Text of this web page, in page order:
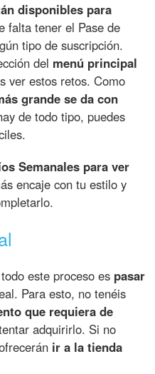
disponibles para
falta tener el Pase de
tipo de suscripción.
del menú principal
ver estos retos. Como
grande se da con
de todo tipo, puedes
Semanales para ver
encaje con tu estilo y
este proceso es pasar
Para esto, no tenéis
que requiera de
adquirirlo. Si no
ir a la tienda